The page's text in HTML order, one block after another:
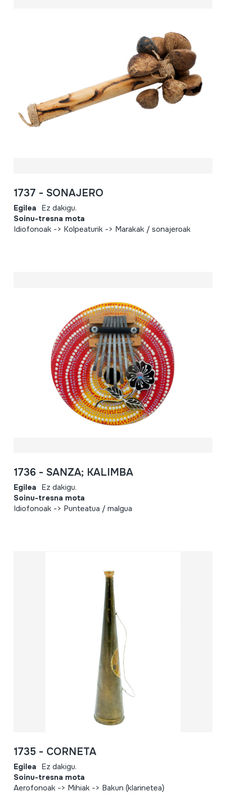
1737 - SONAJERO
Egilea Ez dakigu.
Soinu-tresna mota
Idiofonoak -> Kolpeaturik -> Marakak / sonajeroak
1736 - SANZA; KALIMBA
Egilea Ez dakigu.
Soinu-tresna mota
Idiofonoak -> Punteatua / malgua
1735 - CORNETA
Egilea Ez dakigu.
Soinu-tresna mota
Aerofonoak -> Mihiak -> Bakun (klarinetea)